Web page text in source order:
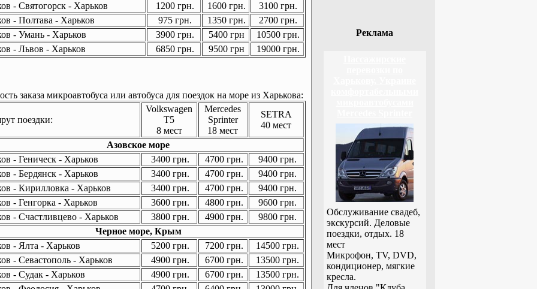
- Святогорск - Харьков
1200 грн. 1600 грн.
3100 грн.
- Полтава - Харьков
975 грн. 1350 грн.
2700 грн.
- Умань - Харьков
3900 грн. 5400 грн
10500 грн.
- Львов - Харьков
6850 грн. 9500 грн 19000 грн.
заказа микроавтобуса или автобуса для поездок на море из Харькова:
поездки:
Volkswagen
T5
8 мест
Mercedes
Sprinter
18 мест
SETRA
40 мест
Азовское море
- Геническ - Харьков
3400 грн. 4700 грн.
9400 грн.
- Бердянск - Харьков
3400 грн. 4700 грн.
9400 грн.
- Кирилловка - Харьков
3400 грн. 4700 грн.
9400 грн.
- Генгорка - Харьков
3600 грн. 4800 грн.
9600 грн.
- Счастливцево - Харьков
3800 грн. 4900 грн.
9800 грн.
Черное море, Крым
- Ялта - Харьков
5200 грн. 7200 грн.
14500 грн.
- Севастополь - Харьков
4900 грн. 6700 грн.
13500 грн.
- Судак - Харьков
4900 грн. 6700 грн.
13500 грн.
Реклама
Обслуживание свадеб,
экскурсий. Деловые
поездки, отдых. 18
мест
Микрофон, TV, DVD,
кондиционер, мягкие
кресла.